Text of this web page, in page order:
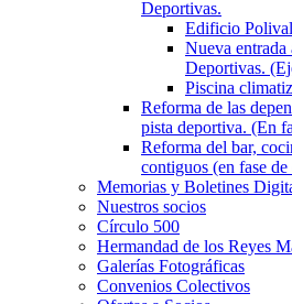
Deportivas.
Edificio
Nueva entrada
Deportivas.
Piscina
Reforma de las
pista deportiva. (En
Reforma del bar,
contiguos (en fase
Memorias y Boletines
Nuestros socios
Círculo 500
Hermandad de los Reyes
Galerías Fotográficas
Convenios Colectivos